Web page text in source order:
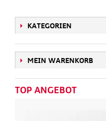
KATEGORIEN
MEIN WARENKORB
TOP ANGEBOT